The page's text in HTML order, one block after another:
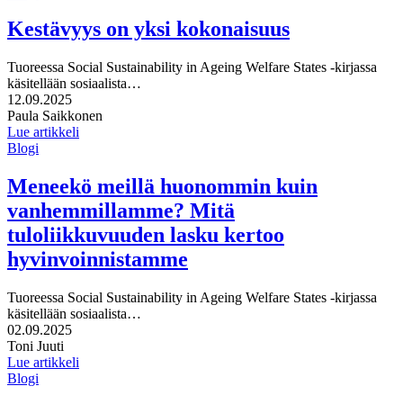
Kestävyys on yksi kokonaisuus
Tuoreessa Social Sustainability in Ageing Welfare States -kirjassa
käsitellään sosiaalista…
Julkaistu:
12.09.2025
Kirjoittajat:
Paula Saikkonen
Lue artikkeli
Blogi
Meneekö meillä huonommin kuin
vanhemmillamme? Mitä
tuloliikkuvuuden lasku kertoo
hyvinvoinnistamme
Tuoreessa Social Sustainability in Ageing Welfare States -kirjassa
käsitellään sosiaalista…
Julkaistu:
02.09.2025
Kirjoittajat:
Toni Juuti
Lue artikkeli
Blogi